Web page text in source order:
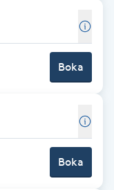
Boka
Boka